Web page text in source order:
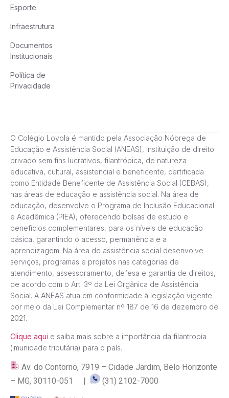
Esporte
Infraestrutura
Documentos
Institucionais
Política de
Privacidade
O Colégio Loyola é mantido pela Associação Nóbrega de
Educação e Assistência Social (ANEAS), instituição de direito
privado sem fins lucrativos, filantrópica, de natureza
educativa, cultural, assistencial e beneficente, certificada
como Entidade Beneficente de Assistência Social (CEBAS),
nas áreas de educação e assistência social. Na área de
educação, desenvolve o Programa de Inclusão Educacional
e Acadêmica (PIEA), oferecendo bolsas de estudo e
benefícios complementares, para os níveis de educação
básica, garantindo o acesso, permanência e a
aprendizagem. Na área de assistência social desenvolve
serviços, programas e projetos nas categorias de
atendimento, assessoramento, defesa e garantia de direitos,
de acordo com o Art. 3º da Lei Orgânica de Assistência
Social. A ANEAS atua em conformidade à legislação vigente
por meio da Lei Complementar nº 187 de 16 de dezembro de
2021.
Clique aqui e saiba mais sobre a importância da filantropia
(imunidade tributária) para o país.
Av. do Contorno, 7919 – Cidade Jardim, Belo Horizonte
– MG, 30110-051 |
(31) 2102-7000